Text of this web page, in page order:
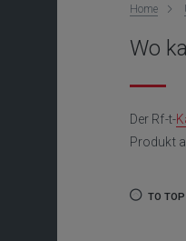
Home
Wo
Der Rf-t-
Produkt
TO TOP